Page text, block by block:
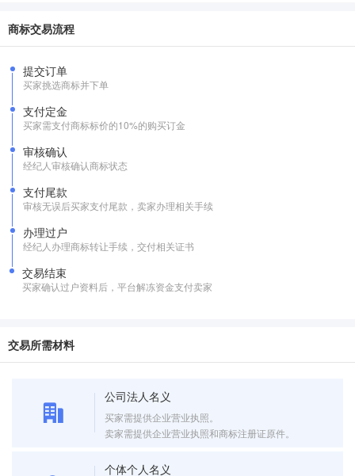
商标交易流程
提交订单
买家挑选商标并下单
支付定金
买家需支付商标标价的10%的购买订金
审核确认
经纪人审核确认商标状态
支付尾款
审核无误后买家支付尾款，卖家办理相关手续
办理过户
经纪人办理商标转让手续，交付相关证书
交易结束
买家确认过户资料后，平台解冻资金支付卖家
交易所需材料
公司法人名义
买家需提供企业营业执照。
卖家需提供企业营业执照和商标注册证原件。
个体个人名义